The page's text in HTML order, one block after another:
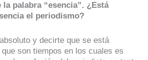
palabra “esencia”. ¿Está
el periodismo?
y decirte que se está
son tiempos en los cuales es